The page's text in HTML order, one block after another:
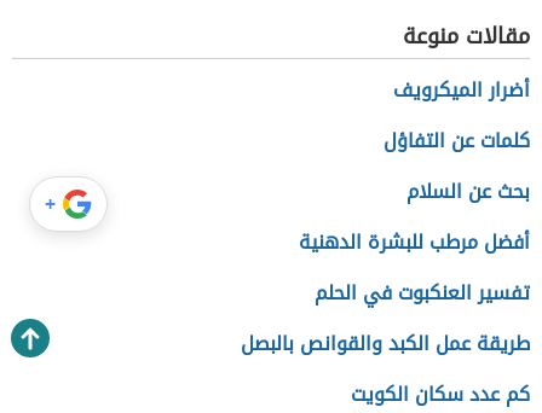
مقالات منوعة
أضرار الميكرويف
كلمات عن التفاؤل
بحث عن السلام
أفضل مرطب للبشرة الدهنية
تفسير العنكبوت في الحلم
طريقة عمل الكبد والقوانص بالبصل
كم عدد سكان الكويت
+